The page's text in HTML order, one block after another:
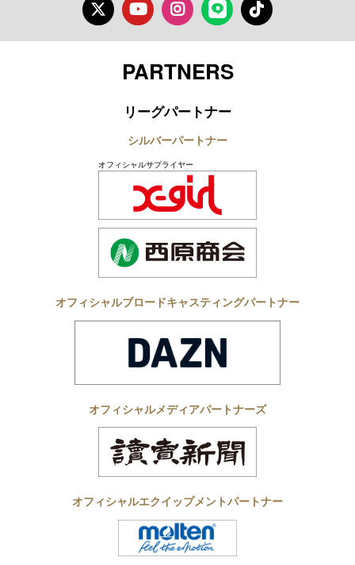
TwitterYoutubeInstagram
LINE TikTok
PARTNERS
リーグパートナー
シルバーパートナー
オフィシャルサプライヤー
オフィシャルブロードキャスティングパートナー
オフィシャルメディアパートナーズ
オフィシャルエクイップメントパートナー